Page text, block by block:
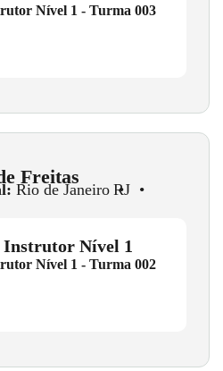
Nível 1 - Turma 003
Freitas
Rio de Janeiro •
RJ •
Instrutor Nível 1
Nível 1 - Turma 002